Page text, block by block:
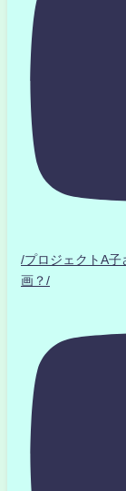
/プロジェクトA
画？/